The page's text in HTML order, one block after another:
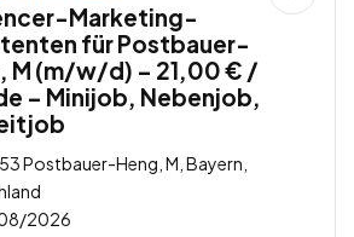
Marketing-
für Postbauer-
M (m/w/d) – 21,00 € /
– Minijob, Nebenjob,
Postbauer-Heng, M, Bayern,
2026